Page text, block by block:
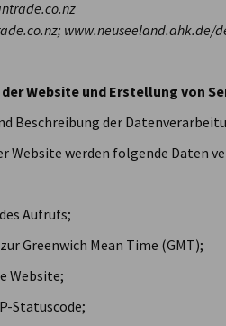
www.neuseeland.ahk.de/
Website und Erstellung von
Beschreibung der
Website werden folgende Daten
Aufrufs;
Greenwich Mean Time (GMT);
Website;
Statuscode;